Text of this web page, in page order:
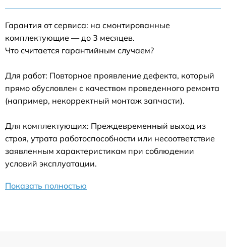
Гарантия от сервиса: на смонтированные
комплектующие — до 3 месяцев.
Что считается гарантийным случаем?
Для работ: Повторное проявление дефекта, который
прямо обусловлен с качеством проведенного ремонта
(например, некорректный монтаж запчасти).
Для комплектующих: Преждевременный выход из
строя, утрата работоспособности или несоответствие
заявленным характеристикам при соблюдении
условий эксплуатации.
Показать полностью